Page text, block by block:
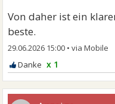
Von daher ist ein
beste.
29.06.2026 15:00 •
x 1